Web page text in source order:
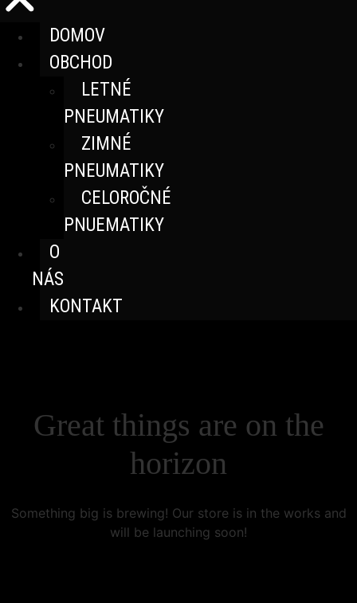
DOMOV
OBCHOD
LETNÉ
PNEUMATIKY
ZIMNÉ
PNEUMATIKY
CELOROČNÉ
PNUEMATIKY
O
NÁS
KONTAKT
Great things are on the
horizon
Something big is brewing! Our store is in the works and
will be launching soon!